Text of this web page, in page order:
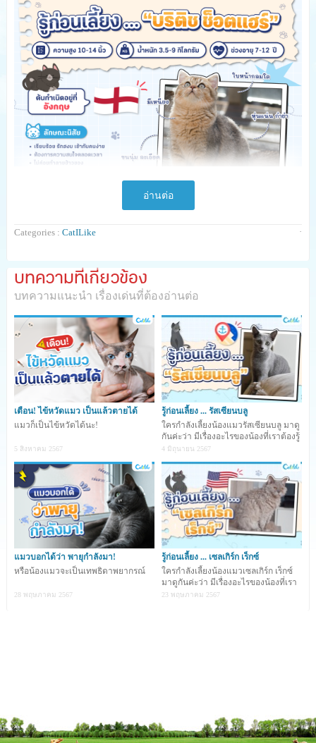
> บริติช ช็อตแฮร์ เป็นน้องแมวพันธุ์เก่าแก่ที่สุดของ
อังกฤษ
ต้นกำเนิดของแมวพันธุ์บริติช ช็อตแฮร์ (British Shorthair)
เชื่อกันว่าเป็นแมวท้องถิ่นสายพันธุ์ที่เก่าแก่ที่สุดของประเทศ
อังกฤษ มีข้อมูลจากตำนานเล่าว่าบรรพบุรุษของแมวพันธุ์นี้มา
จากแมวที่ชาวโรมันเอามาเลี้ยงเมื่อ 2 พันปีมาแล้ว ก่อนที่จะมี
คนนิยมเลี้ยงกันอย่างแพร่หลายทั้งในประเทศอังกฤษและ
ประเทศอื่น ๆ ในยุโรป แต่แมวสายพันธุ์นี้จะพบเห็นได้น้อยใน
อเมริกา
มาตรฐานมาจาก GCCF (Governing Council of the Cat
อ่านต่อ
Categories : CatILike ·
บทความที่เกี่ยวข้อง
บทความแนะนำ เรื่องเด่นที่ต้องอ่านต่อ
เตือน! ไข้หวัดแมว เป็นแล้วตายได้
แมวก็เป็นไข้หวัดได้นะ!
5 สิงหาคม 2567
รู้ก่อนเลี้ยง ... รัสเซียนบลู
ใครกำลังเลี้ยงน้องแมวรัสเซียนบลู มาดู
กันค่ะว่า มีเรื่องอะไรของน้องที่เราต้องรู้
บ้าง .
4 มิถุนายน 2567
แมวบอกได้ว่า พายุกำลังมา!
หรือน้องแมวจะเป็นเทพธิดาพยากรณ์
28 พฤษภาคม 2567
รู้ก่อนเลี้ยง ... เซลเกิร์ก เร็กซ์
ใครกำลังเลี้ยงน้องแมวเซลเกิร์ก เร็กซ์
มาดูกันค่ะว่า มีเรื่องอะไรของน้องที่เรา
ต้องรู้บ
23 พฤษภาคม 2567